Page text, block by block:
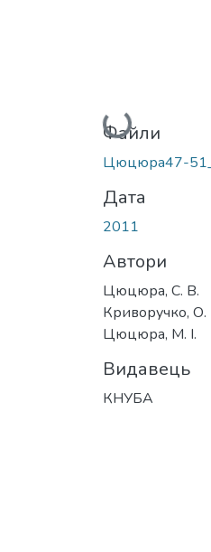
Вантажиться...
Файли
Цюцюра47-
Дата
2011
Автори
Цюцюра, С. В.
Криворучко, О.
Цюцюра, М. І.
Видавець
КНУБА